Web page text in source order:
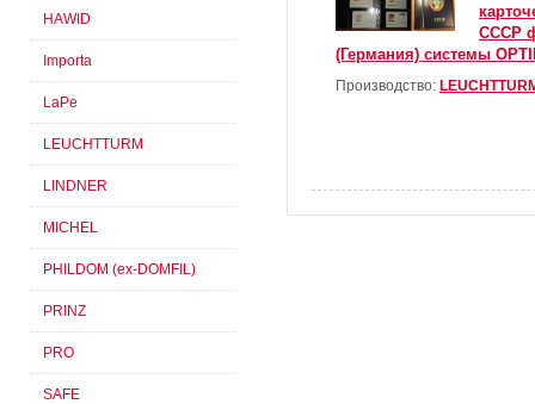
СССР
(Германия) системы
Производство:
HAWID
Importa
LaPe
LEUCHTTURM
LINDNER
MICHEL
PHILDOM (ex-DOMFIL)
PRINZ
PRO
SAFE